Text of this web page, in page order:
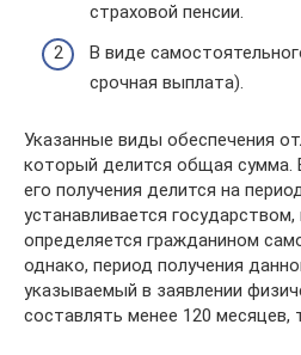
страховой пенсии.
В виде
срочная выплата).
Указанные виды обеспечения
который делится общая сумма.
его получения делится на
устанавливается
определяется гражданином
однако, период получения
указываемый в заявлении
составлять менее 120 месяцев,